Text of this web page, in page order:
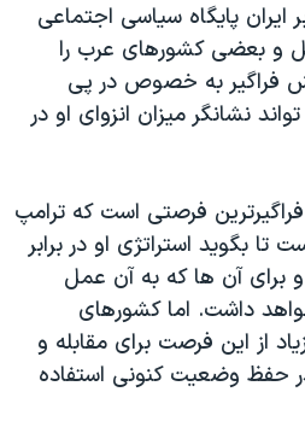
پایگاه سیاسی اجتماعی
و بعضی کشورهای عرب را
فراگیر به خصوص در پی
نشانگر میزان انزوای او در
فرصتی است که ترامپ
تا بگوید استراتژی او در برابر
برای آن ها که به آن عمل
داشت. اما کشورهای
از این فرصت برای مقابله و
حفظ وضعیت کنونی استفاده